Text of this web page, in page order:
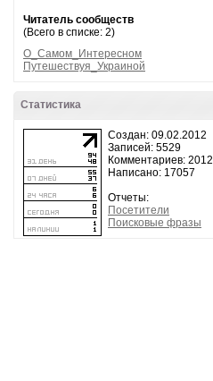
Читатель сообществ
(Всего в списке: 2)
О_Самом_Интересном
Путешествуя_Украиной
Статистика
Создан: 09.02.2012
Записей: 5529
Комментариев: 2012
Написано: 17057
Отчеты:
Посетители
Поисковые фразы